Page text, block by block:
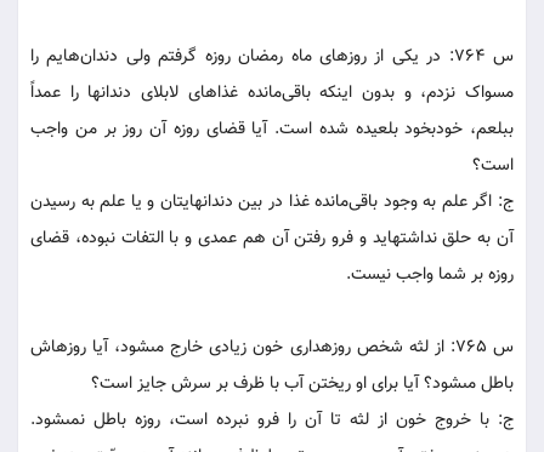
س 764: در يکى از روزهاى ماه رمضان روزه گرفتم ولى دندان‌هايم را
مسواک نزدم، و بدون اينکه باقى‌مانده غذاهاى لابلاى دندانها را عمداً
ببلعم، خودبخود بلعيده شده است. آيا قضاى روزه آن روز بر من واجب
است؟
ج: اگر علم به وجود باقى‌مانده غذا در بين دندانهايتان و يا علم به رسيدن
آن به حلق نداشته‏ايد و فرو رفتن آن هم عمدى و با التفات نبوده، قضاى
روزه بر شما واجب نيست.
س 765: از لثه شخص روزه‏دارى خون زيادى خارج مى‏شود، آيا روزه‏اش
باطل مى‏شود؟ آيا براى او ريختن آب با ظرف بر سرش جايز است؟
ج: با خروج خون از لثه تا آن را فرو نبرده است، روزه باطل نمى‏شود.